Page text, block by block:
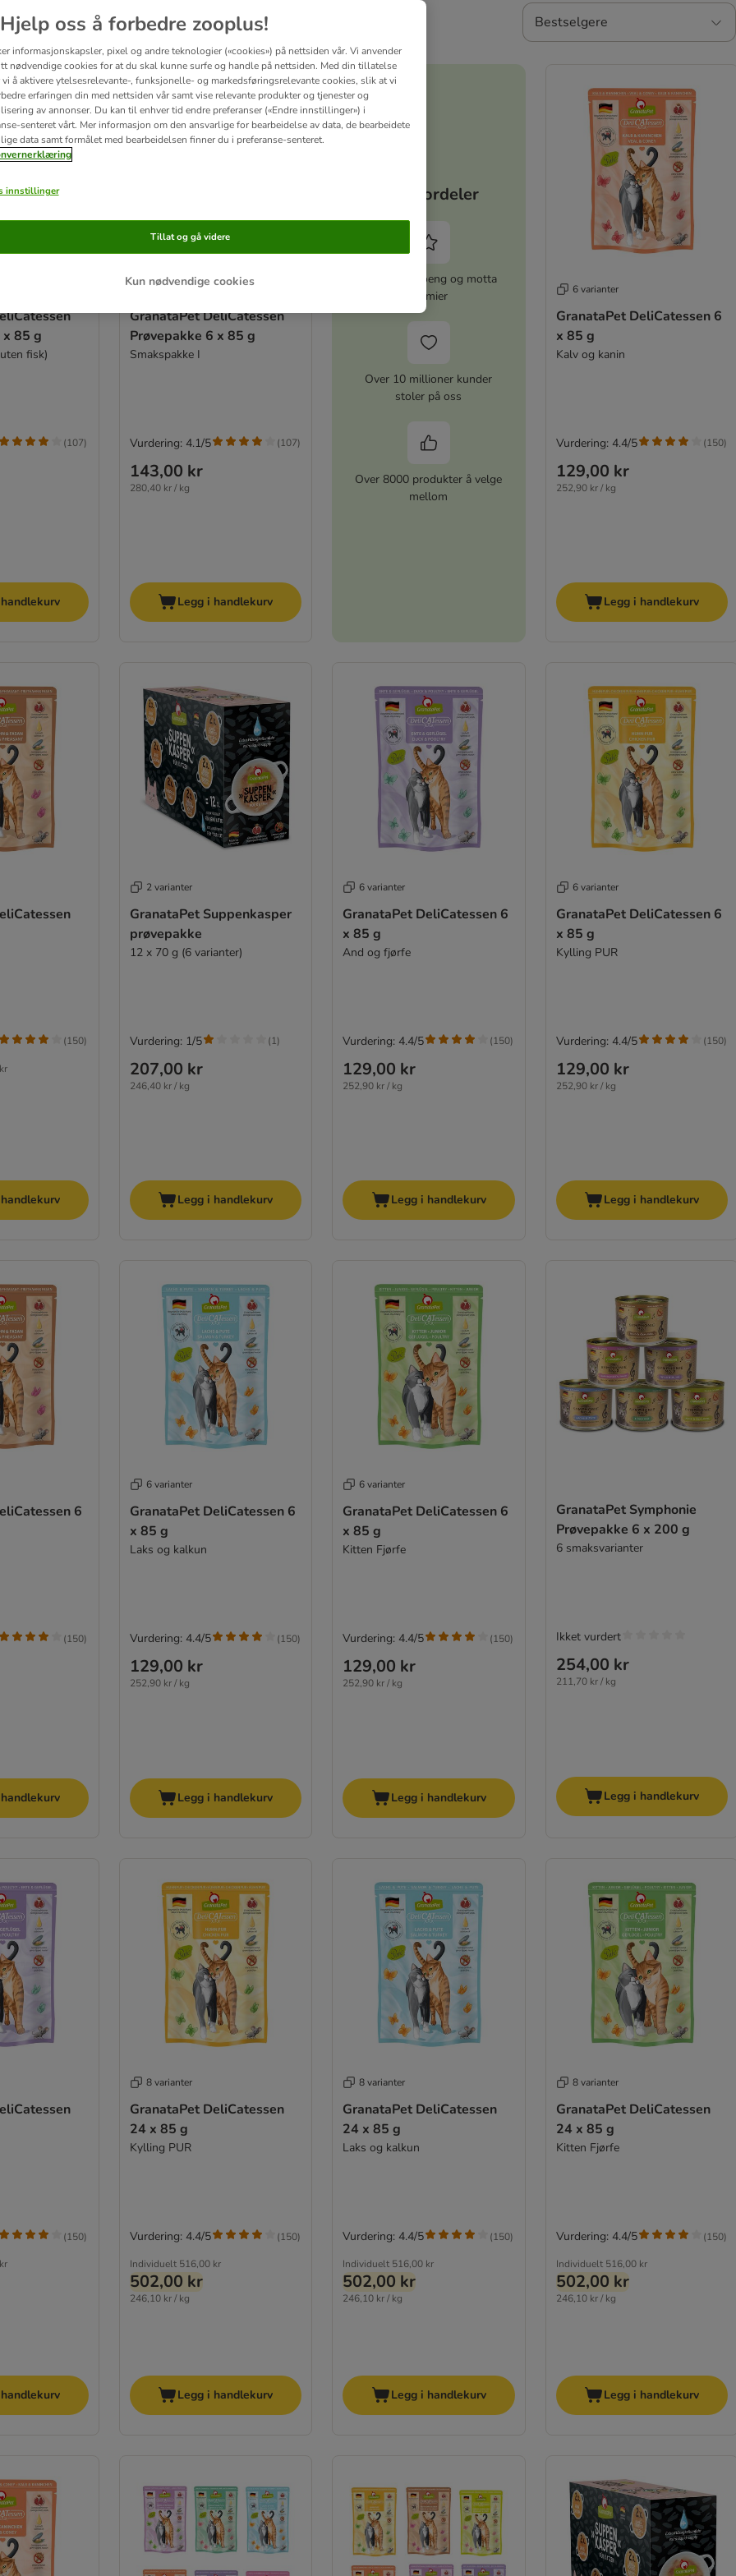
Bestselgere
been changed
x 85 g
fisk)
(107)
2 varianter
GranataPet DeliCatessen
Prøvepakke 6 x 85 g
Smakspakke I
143,00 kr
280,40 kr / kg
Vurdering: 4.1/5 (107)
Legg i handlekurv
Dine fordeler
Samle zooPoeng og motta
premier
Over 10 millioner kunder
stoler på oss
Over 8000 produkter å velge
mellom
6 varianter
GranataPet DeliCatessen 6
x 85 g
Kalv og kanin
129,00 kr
252,90 kr / kg
Vurdering: 4.4/5 (150)
Legg i handlekurv
(150)
2 varianter
GranataPet Suppenkasper
prøvepakke
12 x 70 g (6 varianter)
207,00 kr
246,40 kr / kg
Vurdering: 1/5 (1)
Legg i handlekurv
6 varianter
GranataPet DeliCatessen 6
x 85 g
And og fjørfe
129,00 kr
252,90 kr / kg
Vurdering: 4.4/5 (150)
Legg i handlekurv
6 varianter
GranataPet DeliCatessen 6
x 85 g
Kylling PUR
129,00 kr
252,90 kr / kg
Vurdering: 4.4/5 (150)
Legg i handlekurv
6
(150)
6 varianter
GranataPet DeliCatessen 6
x 85 g
Laks og kalkun
129,00 kr
252,90 kr / kg
Vurdering: 4.4/5 (150)
Legg i handlekurv
6 varianter
GranataPet DeliCatessen 6
x 85 g
Kitten Fjørfe
129,00 kr
252,90 kr / kg
Vurdering: 4.4/5 (150)
Legg i handlekurv
GranataPet Symphonie
Prøvepakke 6 x 200 g
6 smaksvarianter
254,00 kr
211,70 kr / kg
Ikket vurdert
Legg i handlekurv
(150)
8 varianter
GranataPet DeliCatessen
24 x 85 g
Kylling PUR
Individuelt 516,00 kr
502,00 kr
246,10 kr / kg
Vurdering: 4.4/5 (150)
Legg i handlekurv
8 varianter
GranataPet DeliCatessen
24 x 85 g
Laks og kalkun
Individuelt 516,00 kr
502,00 kr
246,10 kr / kg
Vurdering: 4.4/5 (150)
Legg i handlekurv
8 varianter
GranataPet DeliCatessen
24 x 85 g
Kitten Fjørfe
Individuelt 516,00 kr
502,00 kr
246,10 kr / kg
Vurdering: 4.4/5 (150)
Legg i handlekurv
Hjelp oss å forbedre zooplus!
informasjonskapsler, pixel og andre teknologier («cookies») på nettsiden vår. Vi anvender
nødvendige cookies for at du skal kunne surfe og handle på nettsiden. Med din tillatelse
vi å aktivere ytelsesrelevante-, funksjonelle- og markedsføringsrelevante cookies, slik at vi
erfaringen din med nettsiden vår samt vise relevante produkter og tjenester og
av annonser. Du kan til enhver tid endre preferanser («Endre innstillinger») i
senteret vårt. Mer informasjon om den ansvarlige for bearbeidelse av data, de bearbeidete
data samt formålet med bearbeidelsen finner du i preferanse-senteret.
innstillinger
Kun nødvendige cookies
Tillat og gå videre